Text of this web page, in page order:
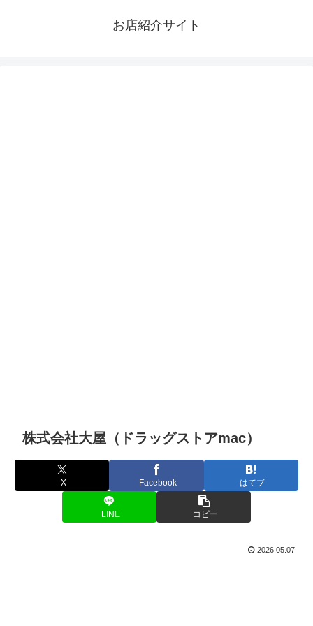
お店紹介サイト
株式会社大屋（ドラッグストアmac）
X Facebook はてブ
LINE コピー
2026.05.07